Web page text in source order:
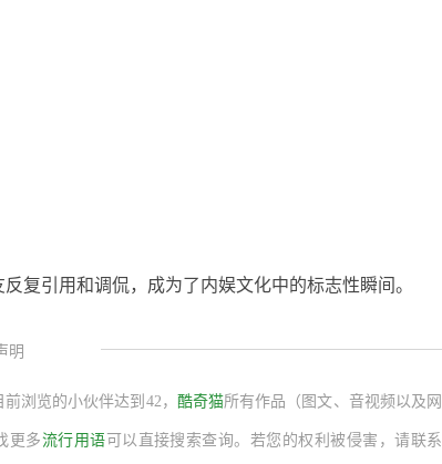
引用和调侃，成为了内娱文化中的标志性瞬间。
明
前浏览的小伙伴达到 42， 酷奇猫所有作品（图文、音视频以及网
更多流行用语 可以直接搜索查询。若您的权利被侵害，请联系